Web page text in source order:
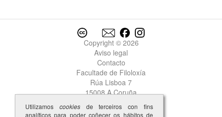
Copyright © 2026
Aviso legal
Contacto
Facultade de Filoloxía
Rúa Lisboa 7
15008 A Coruña
Utilizamos cookiesde terceiros con fins
analíticos para poder coñecer os hábitos de